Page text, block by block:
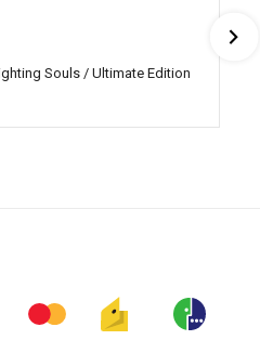
Souls / Ultimate Edition